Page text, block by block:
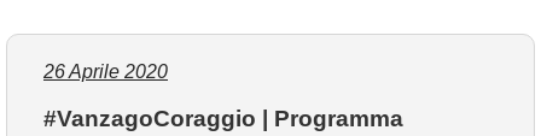
SERVIZI E UTILITA’
26 Aprile 2020
#VanzagoCoraggio | Programma